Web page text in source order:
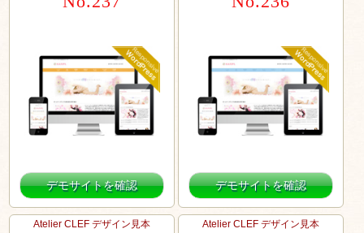
デモサイトを確認 デモサイトを確認
Atelier CLEF デザイン見本 Atelier CLEF デザイン見本